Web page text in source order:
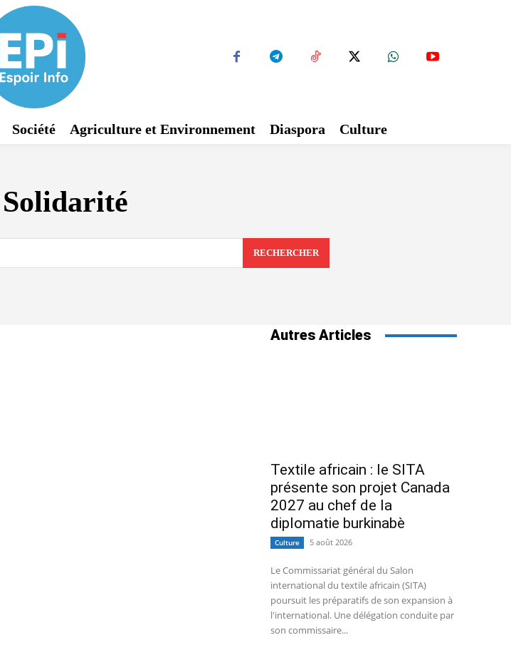
Société Agriculture et Environnement Diaspora Culture
Solidarité
RECHERCHER
Autres Articles
Textile africain : le SITA
présente son projet Canada
2027 au chef de la
diplomatie burkinabè
Culture 5 août 2026
Le Commissariat général du Salon
international du textile africain (SITA)
poursuit les préparatifs de son expansion à
l'international. Une délégation conduite par
son commissaire...